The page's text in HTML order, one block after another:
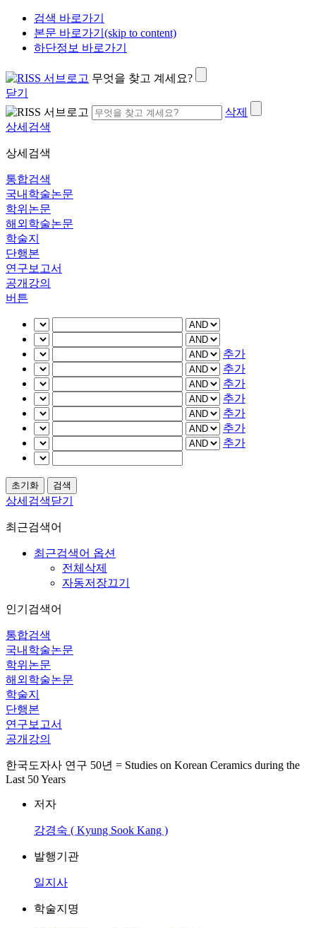
검색 바로가기
본문 바로가기(skip to content)
하단정보 바로가기
무엇을 찾고 계세요?
닫기
삭제
상세검색
상세검색
통합검색
국내학술논문
학위논문
해외학술논문
학술지
단행본
연구보고서
공개강의
버튼
추가
추가
추가
추가
추가
추가
추가
상세검색닫기
최근검색어
최근검색어 옵션
전체삭제
자동저장끄기
인기검색어
통합검색
국내학술논문
학위논문
해외학술논문
학술지
단행본
연구보고서
공개강의
한국도자사 연구 50년 = Studies on Korean Ceramics during the
Last 50 Years
저자
강경숙 ( Kyung Sook Kang )
발행기관
일지사
학술지명